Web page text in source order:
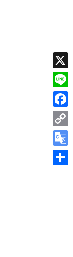
X
Line
Link